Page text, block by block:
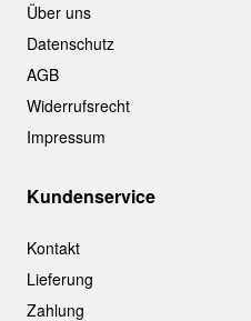
Über uns
Datenschutz
AGB
Widerrufsrecht
Impressum
Kundenservice
Kontakt
Lieferung
Zahlung